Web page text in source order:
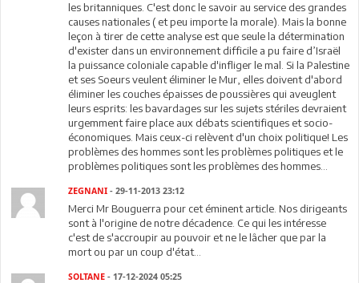
les britanniques. C'est donc le savoir au service des grandes
causes nationales ( et peu importe la morale). Mais la bonne
leçon à tirer de cette analyse est que seule la détermination
d'exister dans un environnement difficile a pu faire d’Israël
la puissance coloniale capable d'infliger le mal. Si la Palestine
et ses Soeurs veulent éliminer le Mur, elles doivent d'abord
éliminer les couches épaisses de poussières qui aveuglent
leurs esprits: les bavardages sur les sujets stériles devraient
urgemment faire place aux débats scientifiques et socio-
économiques. Mais ceux-ci relèvent d'un choix politique! Les
problèmes des hommes sont les problèmes politiques et le
problèmes politiques sont les problèmes des hommes...
ZEGNANI - 29-11-2013 23:12
Merci Mr Bouguerra pour cet éminent article. Nos dirigeants
sont à l'origine de notre décadence. Ce qui les intéresse
c'est de s'accroupir au pouvoir et ne le lâcher que par la
mort ou par un coup d'état...
SOLTANE- 17-12-2024 05:25